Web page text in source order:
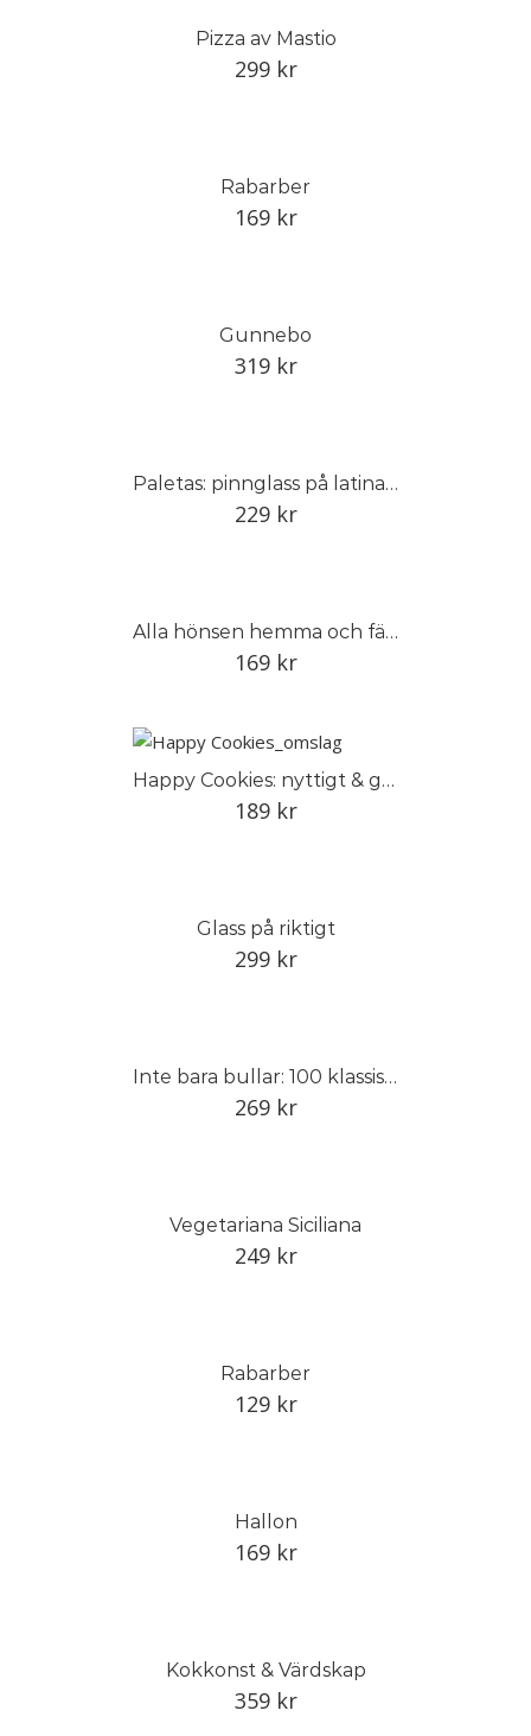
Pizza av Mastio
299 kr
Rabarber
169 kr
Gunnebo
319 kr
Paletas: pinnglass på latinamerikanskt vis
229 kr
Alla hönsen hemma och färska ägg i köket
169 kr
Happy Cookies: nyttigt & gott
189 kr
Glass på riktigt
299 kr
Inte bara bullar: 100 klassiska bakverk och kakor från förr
269 kr
Vegetariana Siciliana
249 kr
Rabarber
129 kr
Hallon
169 kr
Kokkonst & Värdskap
359 kr